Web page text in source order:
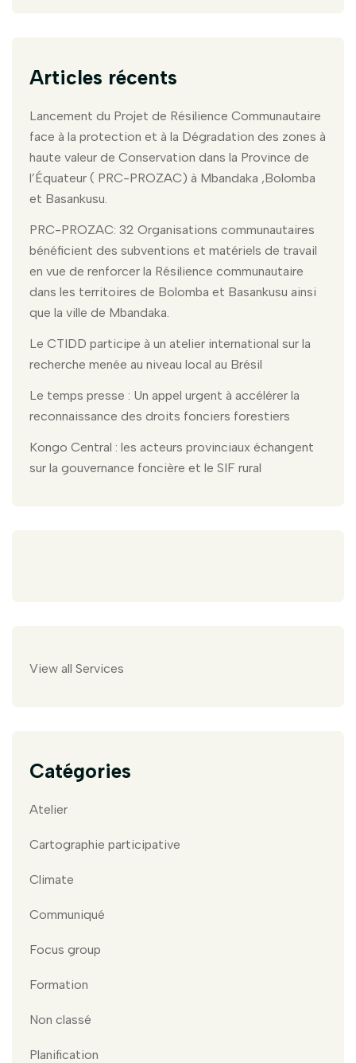
Articles récents
Lancement du Projet de Résilience Communautaire
face à la protection et à la Dégradation des zones à
haute valeur de Conservation dans la Province de
l’Équateur ( PRC-PROZAC) à Mbandaka ,Bolomba
et Basankusu.
PRC-PROZAC: 32 Organisations communautaires
bénéficient des subventions et matériels de travail
en vue de renforcer la Résilience communautaire
dans les territoires de Bolomba et Basankusu ainsi
que la ville de Mbandaka.
Le CTIDD participe à un atelier international sur la
recherche menée au niveau local au Brésil
Le temps presse : Un appel urgent à accélérer la
reconnaissance des droits fonciers forestiers
Kongo Central : les acteurs provinciaux échangent
sur la gouvernance foncière et le SIF rural
View all Services
Catégories
Atelier
Cartographie participative
Climate
Communiqué
Focus group
Formation
Non classé
Planification